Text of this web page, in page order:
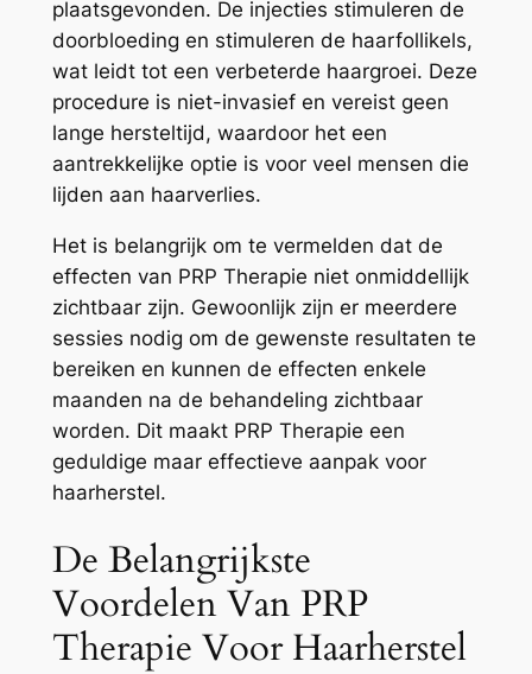
plaatsgevonden. De injecties stimuleren de
doorbloeding en stimuleren de haarfollikels,
wat leidt tot een verbeterde haargroei. Deze
procedure is niet-invasief en vereist geen
lange hersteltijd, waardoor het een
aantrekkelijke optie is voor veel mensen die
lijden aan haarverlies.
Het is belangrijk om te vermelden dat de
effecten van PRP Therapie niet onmiddellijk
zichtbaar zijn. Gewoonlijk zijn er meerdere
sessies nodig om de gewenste resultaten te
bereiken en kunnen de effecten enkele
maanden na de behandeling zichtbaar
worden. Dit maakt PRP Therapie een
geduldige maar effectieve aanpak voor
haarherstel.
De Belangrijkste
Voordelen Van PRP
Therapie Voor Haarherstel